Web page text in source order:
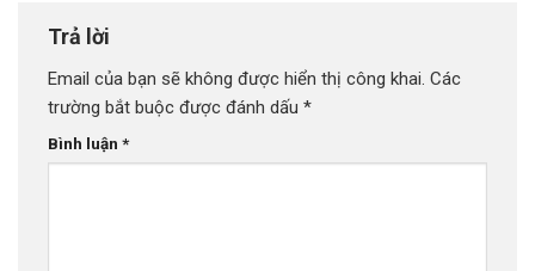
Trả lời
Email của bạn sẽ không được hiển thị công khai. Các
trường bắt buộc được đánh dấu *
Bình luận *